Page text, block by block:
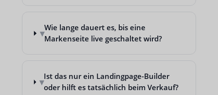
▾Wie lange dauert es, bis eine
Markenseite live geschaltet wird?
▾Ist das nur ein Landingpage-Builder
oder hilft es tatsächlich beim Verkauf?